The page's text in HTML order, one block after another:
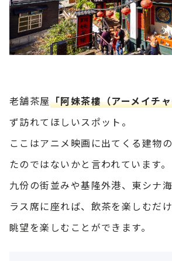
老舗茶屋「阿妹茶樓（アーメイチ
ず訪れてほしいスポット。
ここはアニメ映画に出てくる建物
たのではないかと言われています。
九份の街並みや基隆外港、東シナ
ラス席に座れば、飲茶を楽しむだ
眺望を楽しむことができます。